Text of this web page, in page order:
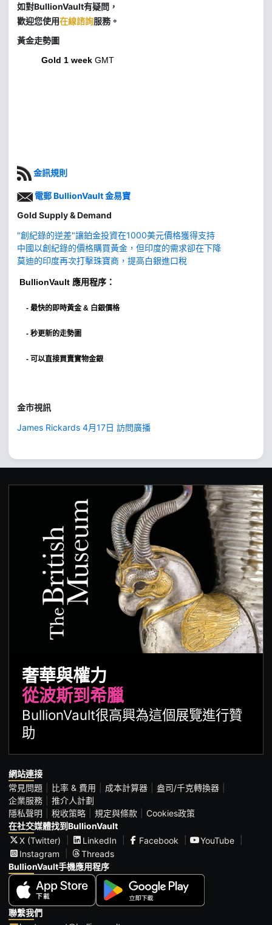
如對BullionVault有疑問，
歡迎您使用在線諮詢服務。
黃金走勢圖
Gold 1 week GMT
金訊規則
電郵 BullionVault 金易寶
Gold Supply & Demand
"創紀錄的逆差"讓鉑金投資在1000美元價格獲得支持
中國以創紀錄的價格購買黃金，但印度的需求卻在下降
莫迪的印度再次打擊珠寶商，提高白銀進口稅
BullionVault 應用程序：
- 最快的即時黃金 & 白銀價格
- 秒更新的走勢圖
- 可以直接買賣實物金銀
金市視訊
James Rickards 4月17日 訪問廣播
奢華與權力
從波斯到希臘
BullionVault很高興為這個展覽進行贊
助
網站連接
常見問題
比率 & 費用 成本計算器
盎司/千克轉換器
企業服務
推介人計劃
隱私聲明
稅收策略 規定與條款
Cookies政策
在社交媒體找到BullionVault
X (Twitter)
LinkedIn Facebook
YouTube
Instagram
Threads
BullionVault手機應用程序
聯繫我們